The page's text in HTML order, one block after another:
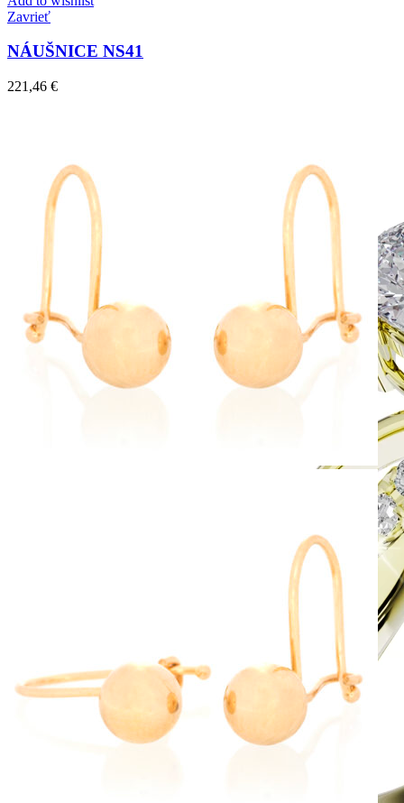
Zavrieť
NÁUŠNICE NS41
221,46 €